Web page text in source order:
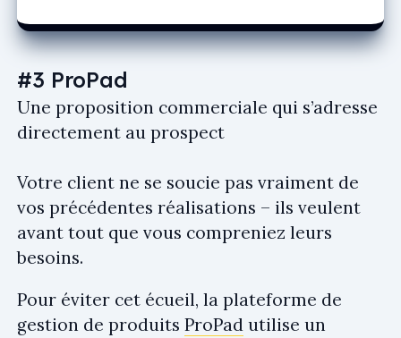
#3 ProPad
Une proposition commerciale qui s’adresse
directement au prospect
Votre client ne se soucie pas vraiment de
vos précédentes réalisations – ils veulent
avant tout que vous compreniez leurs
besoins.
Pour éviter cet écueil, la plateforme de
gestion de produits ProPad utilise un